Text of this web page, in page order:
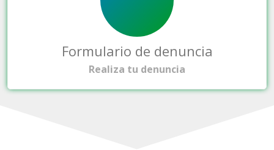
Formulario de denuncia
Realiza tu denuncia